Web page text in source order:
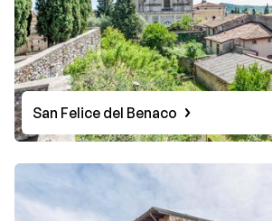
San Felice del Benaco